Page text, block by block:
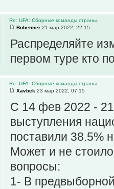
Re: UFA: Сборные команды страны.
Bobenner 21 мар 2022, 22:15
Распределяйте
первом туре кто
Re: UFA: Сборные команды страны.
Xavbek 23 мар 2022, 07:15
С 14 фев 2022 -
выступления
поставили 38.5%
Может и не стоило
вопросы:
1- В